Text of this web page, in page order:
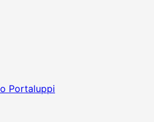
Portaluppi